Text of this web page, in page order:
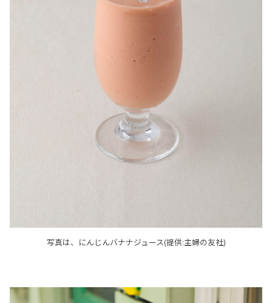
写真は、にんじんバナナジュース(提供:主婦の友社)